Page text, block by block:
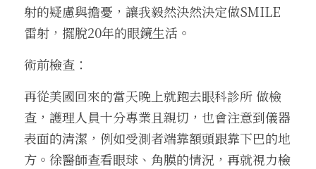
射的疑慮與擔憂，讓我毅然決然決定做SMILE
雷射，擺脫20年的眼鏡生活。
術前檢查：
再從美國回來的當天晚上就跑去眼科診所 做檢
查，護理人員十分專業且親切，也會注意到儀器
表面的清潔，例如受測者端靠額頭跟靠下巴的地
方。徐醫師查看眼球、角膜的情況，再就視力檢